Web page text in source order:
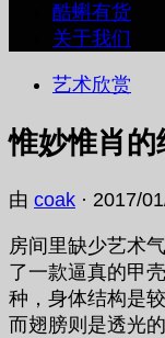
酷蝌有货
关于我们
艺术欣赏
惟妙惟肖的
由 coak · 2017/
房间里缺少艺术
了一款逼真的甲
种，身体结构是
而翅膀则是透光